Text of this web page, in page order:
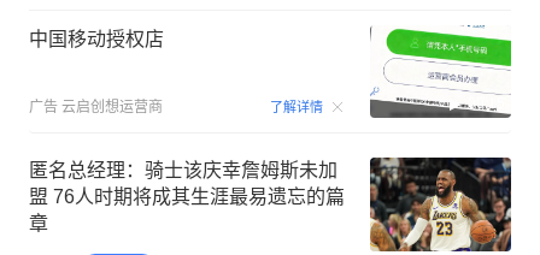
中国移动授权店
广告 云启创想运营商 了解详情 00:15
匿名总经理：骑士该庆幸詹姆斯未加
盟 76人时期将成其生涯最易遗忘的篇
章